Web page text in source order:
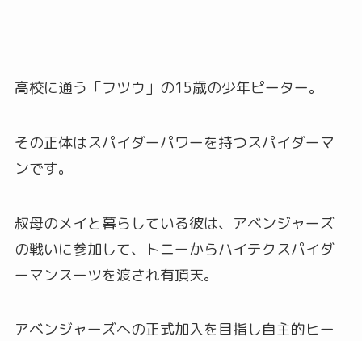
高校に通う「フツウ」の15歳の少年ピーター。
その正体はスパイダーパワーを持つスパイダーマ
ンです。
叔母のメイと暮らしている彼は、アベンジャーズ
の戦いに参加して、トニーからハイテクスパイダ
ーマンスーツを渡され有頂天。
アベンジャーズへの正式加入を目指し自主的ヒー